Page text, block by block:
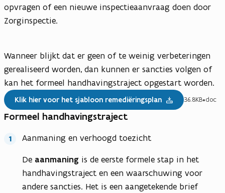
opvragen of een nieuwe inspectieaanvraag doen door
Zorginspectie.
Wanneer blijkt dat er geen of te weinig verbeteringen
gerealiseerd worden, dan kunnen er sancties volgen of
kan het formeel handhavingstraject opgestart worden.
Klik hier voor het sjabloon remediëringsplan 36.8KB•doc
Formeel handhavingstraject
Aanmaning en verhoogd toezicht
De aanmaning is de eerste formele stap in het
handhavingstraject en een waarschuwing voor
andere sancties. Het is een aangetekende brief